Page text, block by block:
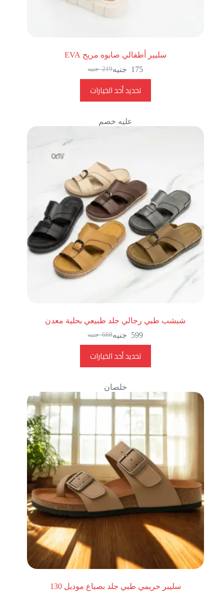
سليبر أطفالي صابوه مريح EVA
219 جنيه 175 جنيه
تحديد أحد الخيارات
عليه خصم
شبشب طبي رجالي جلد طبيعي بحلية معدن
688 جنيه 599 جنيه
تحديد أحد الخيارات
خلصان
سليبر حريمي طبي جلد بصباع موديل 130